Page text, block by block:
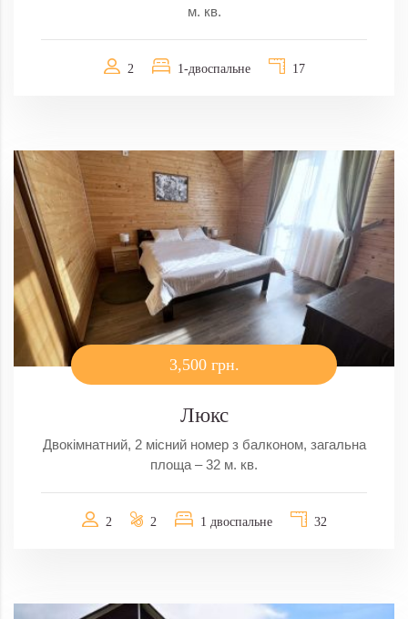
м. кв.
2 1-двоспальне 17
3,500 грн.
Люкс
Двокімнатний, 2 місний номер з балконом, загальна
площа – 32 м. кв.
2 2 1 двоспальне 32